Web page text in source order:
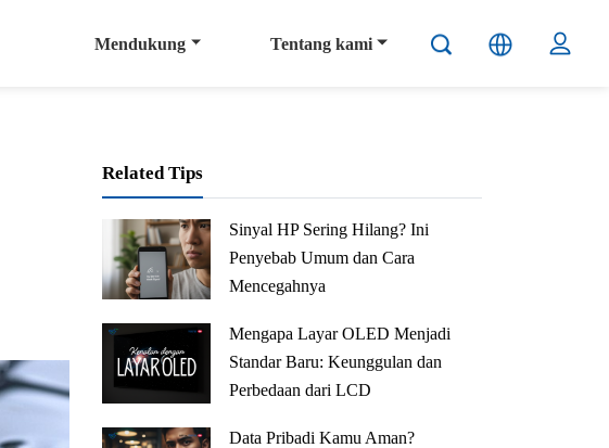
Mendukung Tentang kami
Related Tips
Sinyal HP Sering Hilang? Ini
Penyebab Umum dan Cara
Mencegahnya
Mengapa Layar OLED Menjadi
Standar Baru: Keunggulan dan
Perbedaan dari LCD
Data Pribadi Kamu Aman?